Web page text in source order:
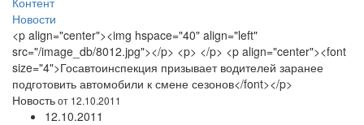
Новости
<p align="center"><img hspace="40" align="left"
src="/image_db/8012.jpg"></p> <p> </p> <p align="center"><font
size="4">Госавтоинспекция призывает водителей заранее
подготовить автомобили к смене сезонов</font></p>
Новостьот 12.10.2011
12.10.2011